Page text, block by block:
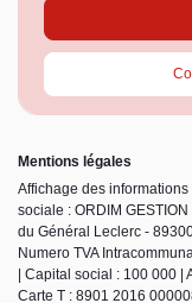
Mentions légales
Affichage des
sociale : ORDIM
du Général Leclerc -
Numero TVA
| Capital social : 100 000 |
Carte T : 8901 2016